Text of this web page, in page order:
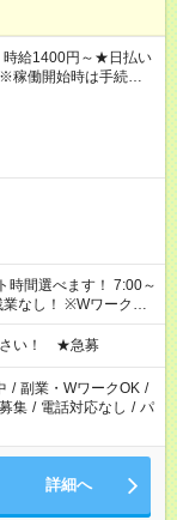
給1400円～★日払い
稼働開始時は手続き完
ワークの
業はご案内できませ
会保険への加入対象
合があります
さい！ ★急募
/ 副業・WワークOK /
集 / 電話対応なし / パ
詳細へ